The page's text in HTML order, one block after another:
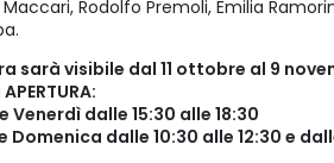
Rodolfo Premoli, Emilia
sarà visibile dal 11 ottobre al 9
Venerdì dalle 15:30 alle 18:30
Domenica dalle 10:30 alle 12:30 e